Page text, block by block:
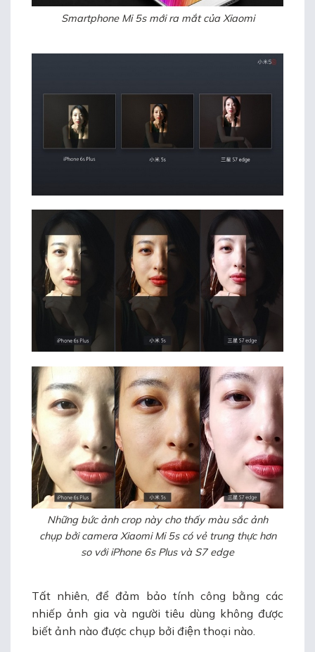
Smartphone Mi 5s mới ra mắt của Xiaomi
Những bức ảnh crop này cho thấy màu sắc ảnh
chụp bởi camera Xiaomi Mi 5s có vẻ trung thực hơn
so với iPhone 6s Plus và S7 edge
Tất nhiên, để đảm bảo tính công bằng các
nhiếp ảnh gia và người tiêu dùng không được
biết ảnh nào được chụp bởi điện thoại nào.